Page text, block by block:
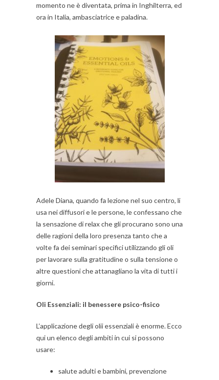
momento ne è diventata, prima in Inghilterra, ed
ora in Italia, ambasciatrice e paladina.
Adele Diana, quando fa lezione nel suo centro, li
usa nei diffusori e le persone, le confessano che
la sensazione di relax che gli procurano sono una
delle ragioni della loro presenza tanto che a
volte fa dei seminari specifici utilizzando gli oli
per lavorare sulla gratitudine o sulla tensione o
altre questioni che attanagliano la vita di tutti i
giorni.
Oli Essenziali: il benessere psico-fisico
L’applicazione degli olii essenziali è enorme. Ecco
qui un elenco degli ambiti in cui si possono
usare:
salute adulti e bambini, prevenzione